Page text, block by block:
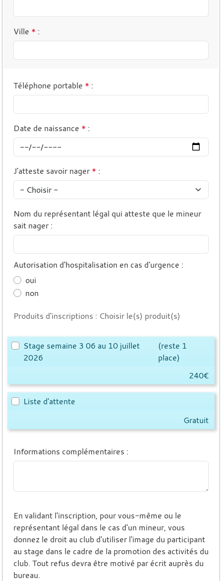
Ville * :
Téléphone portable * :
Date de naissance * :
J'atteste savoir nager * :
Nom du représentant légal qui atteste que le mineur
sait nager :
Autorisation d'hospitalisation en cas d'urgence :
oui
non
Produits d'inscriptions : Choisir le(s) produit(s)
Stage semaine 3 06 au 10 juillet
2026
(reste 1
place)
240€
Liste d'attente
Gratuit
Informations complémentaires :
En validant l'inscription, pour vous-même ou le
représentant légal dans le cas d'un mineur, vous
donnez le droit au club d'utiliser l'image du participant
au stage dans le cadre de la promotion des activités du
club. Tout refus devra être motivé par écrit auprès du
bureau.